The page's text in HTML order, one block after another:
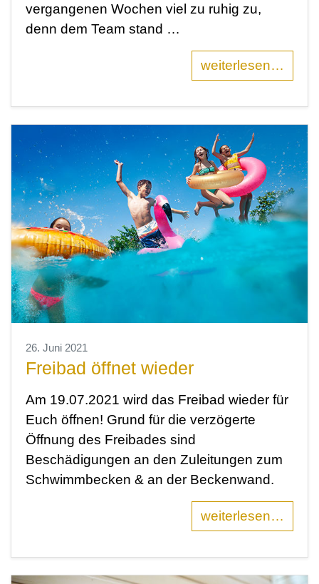
vergangenen Wochen viel zu ruhig zu,
denn dem Team stand …
weiterlesen…
26. Juni 2021
Freibad öffnet wieder
Am 19.07.2021 wird das Freibad wieder für
Euch öffnen! Grund für die verzögerte
Öffnung des Freibades sind
Beschädigungen an den Zuleitungen zum
Schwimmbecken & an der Beckenwand.
weiterlesen…